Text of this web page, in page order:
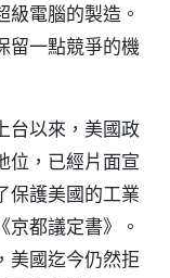
電腦的製造。
留一點競爭的機
台以來，美國政
位，已經片面宣
保護美國的工業
都議定書》。
美國迄今仍然拒